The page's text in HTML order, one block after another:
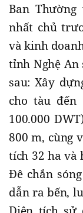
Ban
nhất chủ
và kinh
tỉnh Nghệ
sau: Xây
cho tàu đến
100.000
800 m, cùng
tích 32 ha và
Đê chắn
dẫn ra bến,